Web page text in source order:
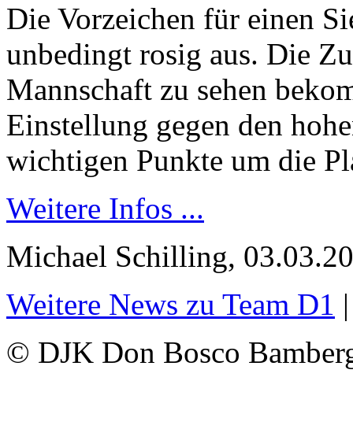
Die Vorzeichen für einen
unbedingt rosig aus. Die
Mannschaft zu sehen
Einstellung gegen den
wichtigen Punkte um die
Weitere Infos ...
Michael Schilling,
Weitere News zu Team D1
© DJK Don Bosco